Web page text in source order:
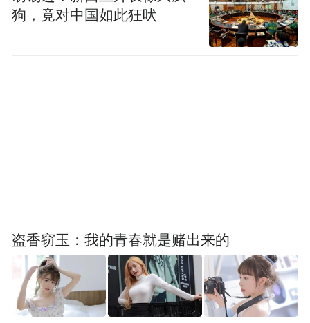
狗，竟对中国如此狂吠
盗香窃玉：我的青春就是赌出来的